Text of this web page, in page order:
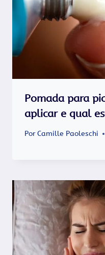
Pomada para
aplicar e qual
PorCamille Paoleschi